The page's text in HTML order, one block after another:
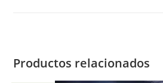
Productos relacionados